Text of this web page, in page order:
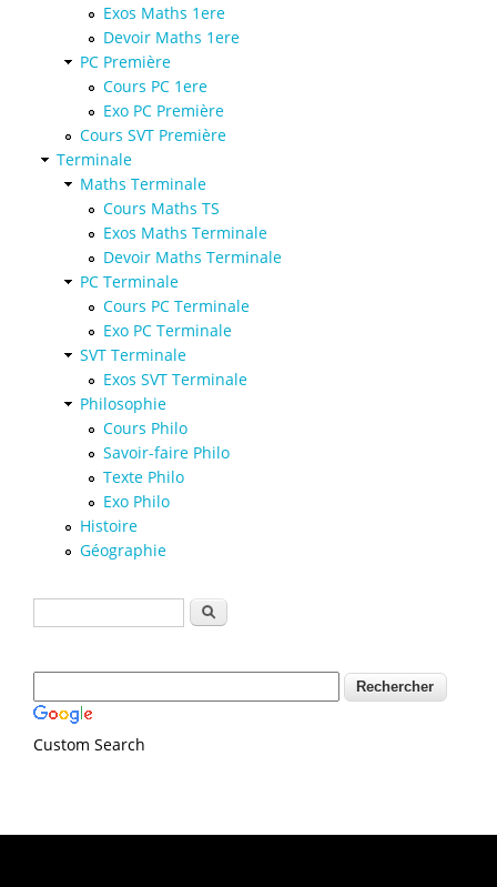
Exos Maths 1ere
Devoir Maths 1ere
PC Première
Cours PC 1ere
Exo PC Première
Cours SVT Première
Terminale
Maths Terminale
Cours Maths TS
Exos Maths Terminale
Devoir Maths Terminale
PC Terminale
Cours PC Terminale
Exo PC Terminale
SVT Terminale
Exos SVT Terminale
Philosophie
Cours Philo
Savoir-faire Philo
Texte Philo
Exo Philo
Histoire
Géographie
Formulaire de recherche
Rechercher
Custom Search